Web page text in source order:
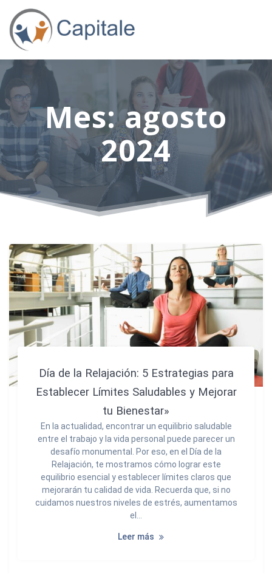
Mes:agosto
2024
Día de la Relajación: 5 Estrategias para
Establecer Límites Saludables y Mejorar
tu Bienestar»
En la actualidad, encontrar un equilibrio saludable
entre el trabajo y la vida personal puede parecer un
desafío monumental. Por eso, en el Día de la
Relajación, te mostramos cómo lograr este
equilibrio esencial y establecer límites claros que
mejorarán tu calidad de vida. Recuerda que, si no
cuidamos nuestros niveles de estrés, aumentamos
el…
Leer más